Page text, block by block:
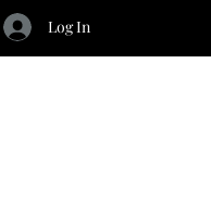
Log In